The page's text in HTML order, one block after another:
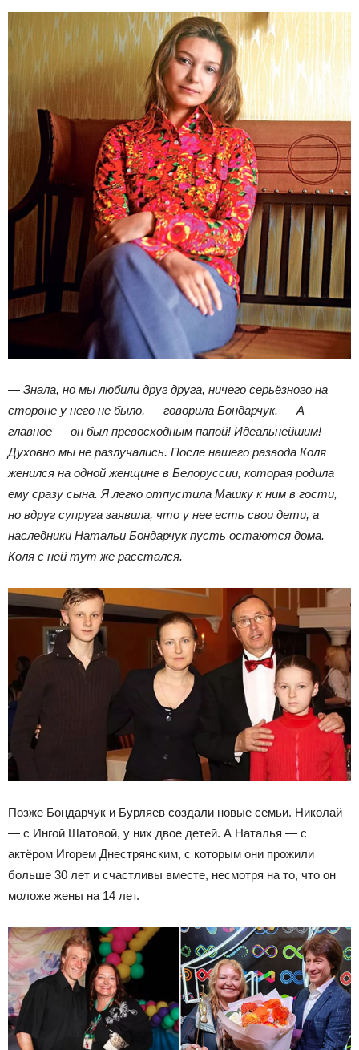
— Знала, но мы любили друг друга, ничего серьёзного на
стороне у него не было, — говорила Бондарчук. — А
главное — он был превосходным папой! Идеальнейшим!
Духовно мы не разлучались. После нашего развода Коля
женился на одной женщине в Белоруссии, которая родила
ему сразу сына. Я легко отпустила Машку к ним в гости,
но вдруг супруга заявила, что у нее есть свои дети, а
наследники Натальи Бондарчук пусть остаются дома.
Коля с ней тут же расстался.
Позже Бондарчук и Бурляев создали новые семьи. Николай
— с Ингой Шатовой, у них двое детей. А Наталья — с
актёром Игорем Днестрянским, с которым они прожили
больше 30 лет и счастливы вместе, несмотря на то, что он
моложе жены на 14 лет.